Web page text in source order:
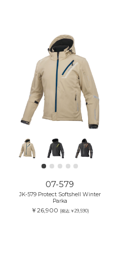
07-579
JK-579 Protect Softshell Winter
Parka
￥26,900 (税込:￥29,590)